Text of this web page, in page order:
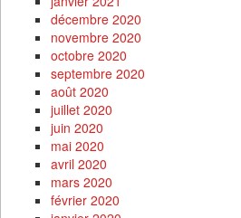
décembre 2020
novembre 2020
octobre 2020
septembre 2020
août 2020
juillet 2020
juin 2020
mai 2020
avril 2020
mars 2020
février 2020